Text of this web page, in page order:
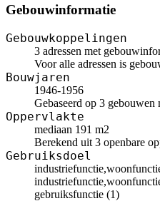
Gebouwinformatie
Gebouwkoppelingen
3 adressen met
Voor alle adressen is
Bouwjaren
1946-1956
Gebaseerd op 3 gebouwen
Oppervlakte
mediaan 191 m2
Berekend uit 3 openbare
Gebruiksdoel
gebruiksfunctie (1)